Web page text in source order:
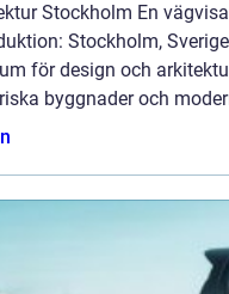
Stockholm En
Stockholm,
för design och
byggnader och